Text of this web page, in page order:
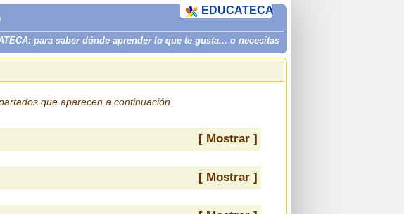
para saber dónde aprender lo que te gusta... o necesitas
EDUCATECA
que aparecen a continuación
[ Mostrar ]
[ Mostrar ]